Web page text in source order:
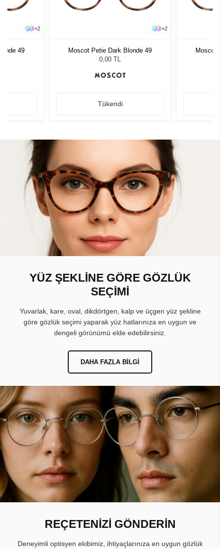
+2
49
+2
Moscot Petie Dark Blonde 49
0,00 TL
Tükendi
Moscot
YÜZ ŞEKLİNE GÖRE GÖZLÜK
SEÇİMİ
Yuvarlak, kare, oval, dikdörtgen, kalp ve üçgen yüz şekline
göre gözlük seçimi yaparak yüz hatlarınıza en uygun ve
dengeli görünümü elde edebilirsiniz.
DAHA FAZLA BILGI
REÇETENİZİ GÖNDERİN
Deneyimli optisyen ekibimiz, ihtiyaçlarınıza en uygun gözlük